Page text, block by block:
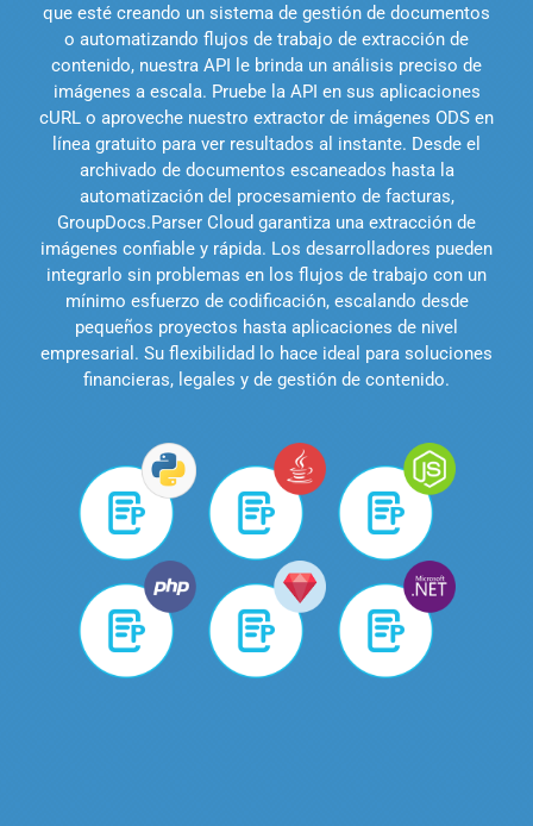
que esté creando un sistema de gestión de documentos
o automatizando flujos de trabajo de extracción de
contenido, nuestra API le brinda un análisis preciso de
imágenes a escala. Pruebe la API en sus aplicaciones
cURL o aproveche nuestro extractor de imágenes ODS en
línea gratuito para ver resultados al instante. Desde el
archivado de documentos escaneados hasta la
automatización del procesamiento de facturas,
GroupDocs.Parser Cloud garantiza una extracción de
imágenes confiable y rápida. Los desarrolladores pueden
integrarlo sin problemas en los flujos de trabajo con un
mínimo esfuerzo de codificación, escalando desde
pequeños proyectos hasta aplicaciones de nivel
empresarial. Su flexibilidad lo hace ideal para soluciones
financieras, legales y de gestión de contenido.